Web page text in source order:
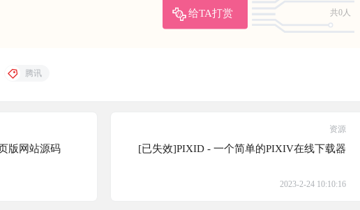
给TA打赏
共0人
腾讯
版网站源码
资源
[已失效]PIXID - 一个简单的PIXIV在线下载器
2023-2-24 10:10:16